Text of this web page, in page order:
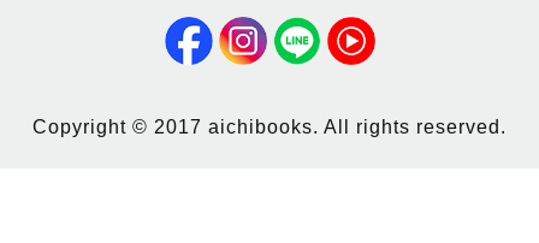
Copyright © 2017 aichibooks. All rights reserved.